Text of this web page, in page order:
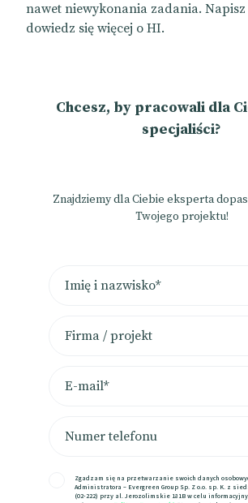
nawet niewykonania zadania.
dowiedz się więcej o HI.
Chcesz, by pracowali dla
specjaliści?
Znajdziemy dla Ciebie eksperta
Twojego projektu!
Zgadzam się na przetwarzanie swoich danych
Administratora – Evergreen Group Sp. Z o.o. sp. K. z
(02-222) przy al. Jerozolimskie 181B w celu